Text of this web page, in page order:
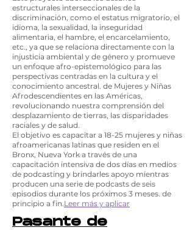
estructurales interseccionales de la
discriminación, como el estatus migratorio, el
idioma, la sexualidad, la inseguridad
alimentaria, el hambre, el encarcelamiento,
etc., ya que se relaciona directamente con la
injusticia ambiental y de género y promueve
un enfoque afro-epistemológico para las
perspectivas centradas en la cultura y el
conocimiento ancestral. de Mujeres y Niñas
Afrodescendientes en las Américas,
revolucionando nuestra comprensión del
desplazamiento de tierras, las disparidades
raciales y de salud.
El objetivo es capacitar a 18-25 mujeres y niñas
afroamericanas latinas que residen en el
Bronx, Nueva York a través de una
capacitación intensiva de dos días en medios
de podcasting y brindarles apoyo mientras
producen una serie de podcasts de seis
episodios durante los próximos 3 meses. de
principio a fin.Leer más y aplicar
Pasante de